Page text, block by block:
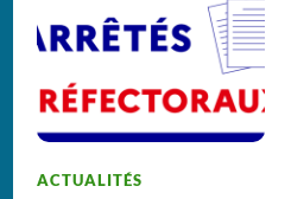
ACTUALITÉS